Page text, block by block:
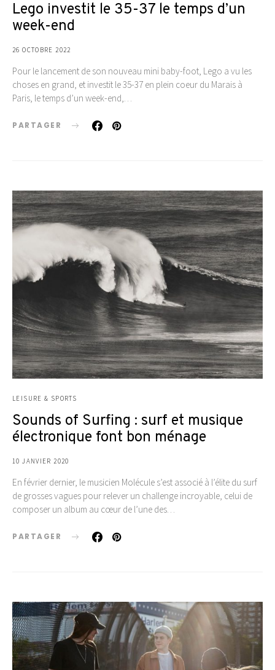
Lego investit le 35-37 le temps d’un
week-end
26 OCTOBRE 2022
Pour le lancement de son nouveau mini baby-foot, Lego a vu les
choses en grand, et investit le 35-37 en plein coeur du Marais à
Paris, le temps d’un week-end,…
PARTAGER
LEISURE & SPORTS
Sounds of Surfing : surf et musique
électronique font bon ménage
10 JANVIER 2020
En février dernier, le musicien Molécule s’est associé à l’élite du surf
de grosses vagues pour relever un challenge incroyable, celui de
composer un album au cœur de l’une des…
PARTAGER